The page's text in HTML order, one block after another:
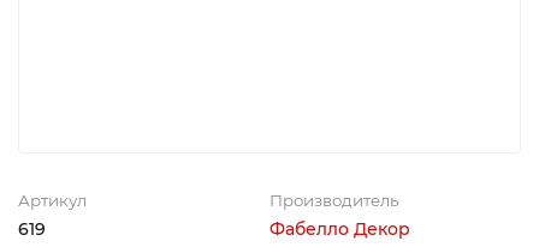
Артикул
619
Производитель
Фабелло Декор